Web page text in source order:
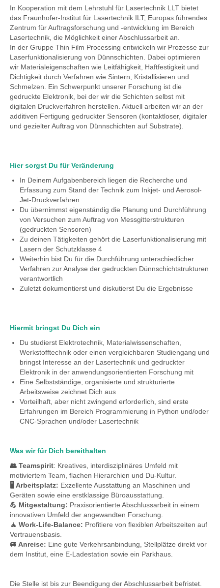
In Kooperation mit dem Lehrstuhl für Lasertechnik LLT bietet
das Fraunhofer-Institut für Lasertechnik ILT, Europas führendes
Zentrum für Auftragsforschung und -entwicklung im Bereich
Lasertechnik, die Möglichkeit einer Abschlussarbeit an.
In der Gruppe Thin Film Processing entwickeln wir Prozesse zur
Laserfunktionalisierung von Dünnschichten. Dabei optimieren
wir Materialeigenschaften wie Leitfähigkeit, Haftfestigkeit und
Dichtigkeit durch Verfahren wie Sintern, Kristallisieren und
Schmelzen. Ein Schwerpunkt unserer Forschung ist die
gedruckte Elektronik, bei der wir die Schichten selbst mit
digitalen Druckverfahren herstellen. Aktuell arbeiten wir an der
additiven Fertigung gedruckter Sensoren (kontaktloser, digitaler
und gezielter Auftrag von Dünnschichten auf Substrate).
Hier sorgst Du für Veränderung
In Deinem Aufgabenbereich liegen die Recherche und
Erfassung zum Stand der Technik zum Inkjet- und Aerosol-
Jet-Druckverfahren
Du übernimmst eigenständig die Planung und Durchführung
von Versuchen zum Auftrag von Messgitterstrukturen
(gedruckten Sensoren)
Zu deinen Tätigkeiten gehört die Laserfunktionalisierung mit
Lasern der Schutzklasse 4
Weiterhin bist Du für die Durchführung unterschiedlicher
Verfahren zur Analyse der gedruckten Dünnschichtstrukturen
verantwortlich
Zuletzt dokumentierst und diskutierst Du die Ergebnisse
Hiermit bringst Du Dich ein
Du studierst Elektrotechnik, Materialwissenschaften,
Werkstofftechnik oder einen vergleichbaren Studiengang und
bringst Interesse an der Lasertechnik und gedruckter
Elektronik in der anwendungsorientierten Forschung mit
Eine Selbstständige, organisierte und strukturierte
Arbeitsweise zeichnet Dich aus
Vorteilhaft, aber nicht zwingend erforderlich, sind erste
Erfahrungen im Bereich Programmierung in Python und/oder
CNC-Sprachen und/oder Lasertechnik
Was wir für Dich bereithalten
👥 Teamspirit: Kreatives, interdisziplinäres Umfeld mit
motiviertem Team, flachen Hierarchien und Du-Kultur.
🖥 Arbeitsplatz: Exzellente Ausstattung an Maschinen und
Geräten sowie eine erstklassige Büroausstattung.
💪 Mitgestaltung: Praxisorientierte Abschlussarbeit in einem
innovativen Umfeld der angewandten Forschung.
🧘 Work-Life-Balance: Profitiere von flexiblen Arbeitszeiten auf
Vertrauensbasis.
🚐 Anreise: Eine gute Verkehrsanbindung, Stellplätze direkt vor
dem Institut, eine E-Ladestation sowie ein Parkhaus.
Die Stelle ist bis zur Beendigung der Abschlussarbeit befristet.